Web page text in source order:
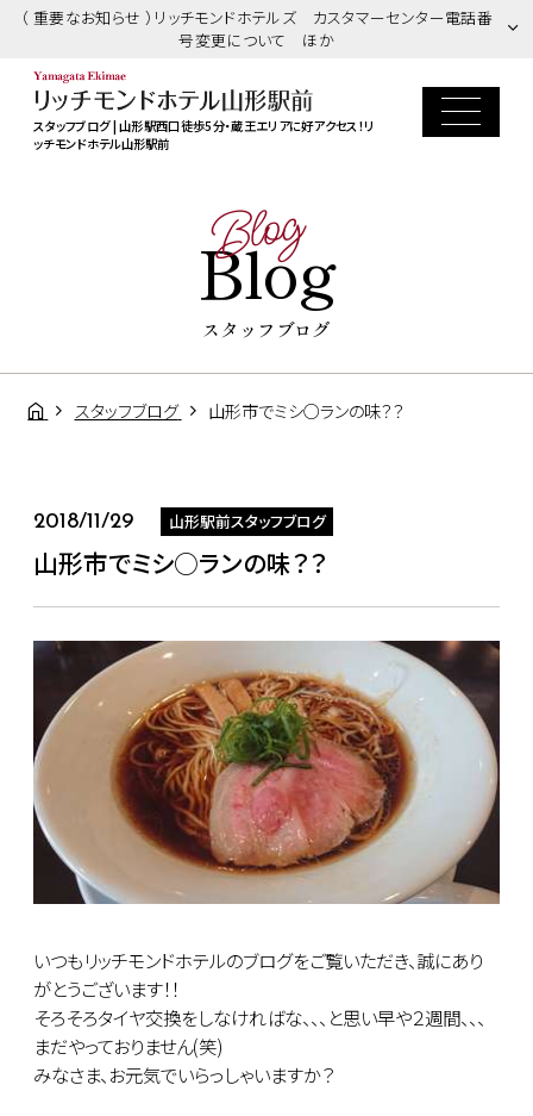
（ 重要なお知らせ ）リッチモンドホテルズ カスタマーセンター電話番
号変更について ほか
スタッフブログ | 山形駅西口徒歩5分・蔵王エリアに好アクセス！リ
ッチモンドホテル山形駅前
Blog
Blog
スタッフブログ
スタッフブログ 山形市でミシ○ランの味？？
2018/11/29 山形駅前スタッフブログ
山形市でミシ○ランの味？？
いつもリッチモンドホテルのブログをご覧いただき、誠にあり
がとうございます！！
そろそろタイヤ交換をしなければな、、、と思い早や２週間、、、
まだやっておりません(笑)
みなさま、お元気でいらっしゃいますか？